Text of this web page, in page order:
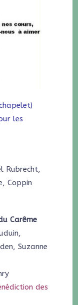
les
Rubrecht,
Coppin
Carême
Suzanne
des